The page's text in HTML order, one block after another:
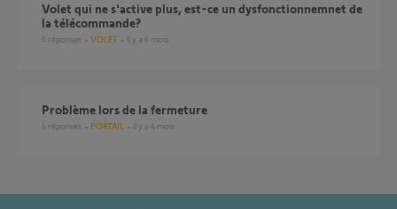
Volet qui ne s'active plus, est-ce un dysfonctionnemnet de
la télécommande?
6 réponses VOLET il y a 6 mois
Problème lors de la fermeture
4 réponses PORTAIL il y a 4 mois